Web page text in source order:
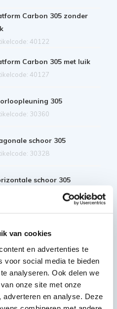
van cookies
en advertenties te
voor social media te bieden
analyseren. Ook delen we
onze site met onze
en analyse. Deze
Carbon 305 zonder
40122
Carbon 305 met luik
40127
305
30360
schoor 305
30328
schoor 305
40213
aluminium
40237
nylon + stalen spindel 20